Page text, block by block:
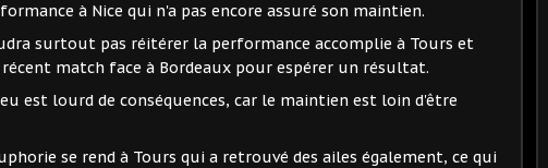
à Nice qui n'a pas encore assuré son maintien.
surtout pas réitérer la performance accomplie à Tours et
match face à Bordeaux pour espérer un résultat.
est lourd de conséquences, car le maintien est loin d'être
se rend à Tours qui a retrouvé des ailes également, ce qui